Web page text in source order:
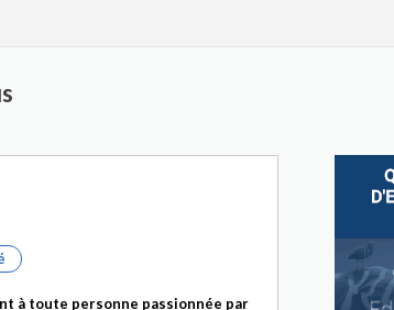
à toute personne passionnée par